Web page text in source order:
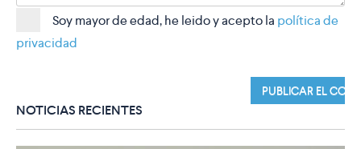
Soy mayor de edad, he leido y acepto la política de
privacidad
NOTICIAS RECIENTES